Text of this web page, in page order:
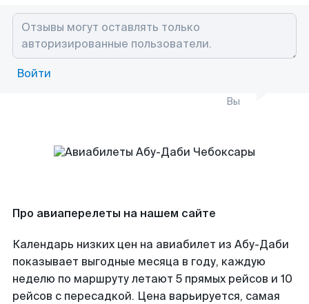
Войти
Вы
Про авиаперелеты на нашем сайте
Календарь низких цен на авиабилет из Абу-Даби
показывает выгодные месяца в году, каждую
неделю по маршруту летают 5 прямых рейсов и 10
рейсов с пересадкой. Цена варьируется, самая